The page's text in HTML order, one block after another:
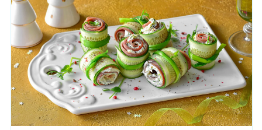
выходной
день.
чистите
картошку —
и вперед!